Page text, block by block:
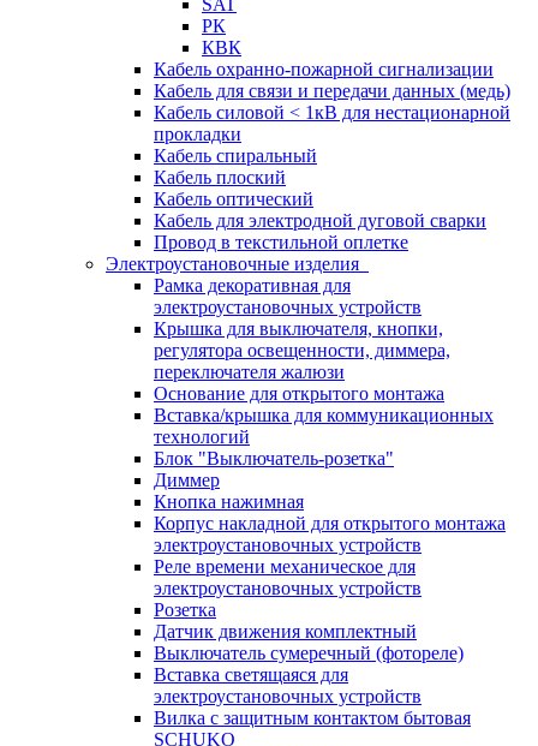
SAT
РК
КВК
Кабель охранно-пожарной сигнализации
Кабель для связи и передачи данных (медь)
Кабель силовой < 1кВ для нестационарной
прокладки
Кабель спиральный
Кабель плоский
Кабель оптический
Кабель для электродной дуговой сварки
Провод в текстильной оплетке
Электроустановочные изделия
Рамка декоративная для
электроустановочных устройств
Крышка для выключателя, кнопки,
регулятора освещенности, диммера,
переключателя жалюзи
Основание для открытого монтажа
Вставка/крышка для коммуникационных
технологий
Блок "Выключатель-розетка"
Диммер
Кнопка нажимная
Корпус накладной для открытого монтажа
электроустановочных устройств
Реле времени механическое для
электроустановочных устройств
Розетка
Датчик движения комплектный
Выключатель сумеречный (фотореле)
Вставка светящаяся для
электроустановочных устройств
Вилка с защитным контактом бытовая
SCHUKO